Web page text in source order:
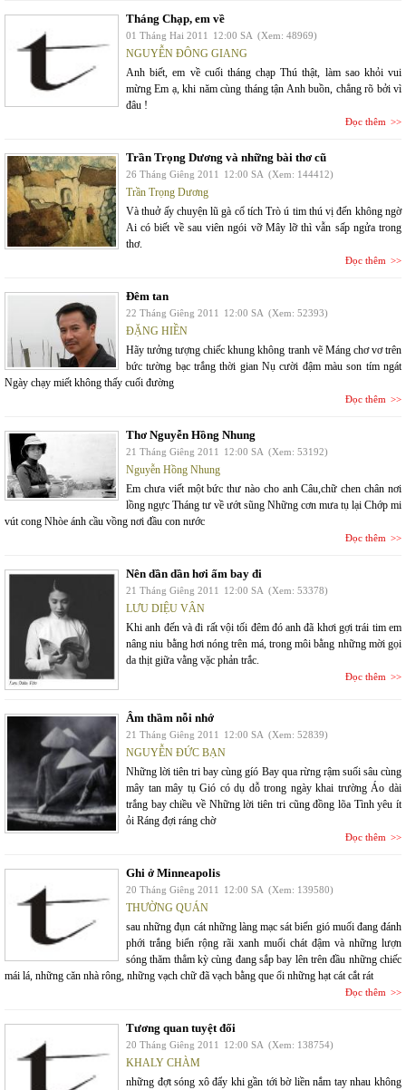
Tháng Chạp, em về
01 Tháng Hai 2011 12:00 SA (Xem: 48969)
NGUYỄN ĐÔNG GIANG
Anh biết, em về cuối tháng chạp Thú thật, làm sao khỏi vui
mừng Em ạ, khi năm cùng tháng tận Anh buồn, chẳng rõ bởi vì
đâu !
Đọc thêm
Trần Trọng Dương và những bài thơ cũ
26 Tháng Giêng 2011 12:00 SA (Xem: 144412)
Trần Trọng Dương
Và thuở ấy chuyện lũ gà cổ tích Trò ú tim thú vị đến không ngờ
Ai có biết về sau viên ngói vỡ Mây lỡ thì vẫn sấp ngửa trong
thơ.
Đọc thêm
Đêm tan
22 Tháng Giêng 2011 12:00 SA (Xem: 52393)
ĐẶNG HIỀN
Hãy tưởng tượng chiếc khung không tranh vẽ Máng chơ vơ trên
bức tường bạc trắng thời gian Nụ cười đậm màu son tím ngát
Ngày chạy miết không thấy cuối đường
Đọc thêm
Thơ Nguyễn Hồng Nhung
21 Tháng Giêng 2011 12:00 SA (Xem: 53192)
Nguyễn Hồng Nhung
Em chưa viết một bức thư nào cho anh Câu,chữ chen chân nơi
lồng ngực Tháng tư về ướt sũng Những cơn mưa tụ lại Chớp mi
vút cong Nhòe ánh cầu vồng nơi đầu con nước
Đọc thêm
Nên dần dần hơi ấm bay đi
21 Tháng Giêng 2011 12:00 SA (Xem: 53378)
LƯU DIỆU VÂN
Khi anh đến và đi rất vội tối đêm đó anh đã khơi gợi trái tim em
nâng niu bằng hơi nóng trên má, trong môi bằng những mời gọi
da thịt giữa vằng vặc phản trắc.
Đọc thêm
Âm thầm nỗi nhớ
21 Tháng Giêng 2011 12:00 SA (Xem: 52839)
NGUYỄN ĐỨC BẠN
Những lời tiên tri bay cùng gíó Bay qua rừng rậm suối sâu cùng
mây tan mây tụ Gió có dụ dỗ trong ngày khai trường Áo dài
trắng bay chiều về Những lời tiên tri cũng đồng lõa Tình yêu ít
ỏi Ráng đợi ráng chờ
Đọc thêm
Ghi ở Minneapolis
20 Tháng Giêng 2011 12:00 SA (Xem: 139580)
THƯỜNG QUÁN
sau những đụn cát những làng mạc sát biển gió muối đang đánh
phới trắng biển rộng rãi xanh muối chát đậm và những lượn
sóng thăm thẳm kỳ cùng đang sắp bay lên trên đầu những chiếc
mái lá, những căn nhà rông, những vạch chữ đã vạch bằng que ổi những hạt cát cắt rát
Đọc thêm
Tương quan tuyệt đối
20 Tháng Giêng 2011 12:00 SA (Xem: 138754)
KHALY CHÀM
những đợt sóng xô đẩy khi gần tới bờ liền nắm tay nhau không